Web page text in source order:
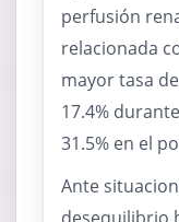
perfusión
relacionada
mayor tasa
17.4%
31.5% en el
Ante